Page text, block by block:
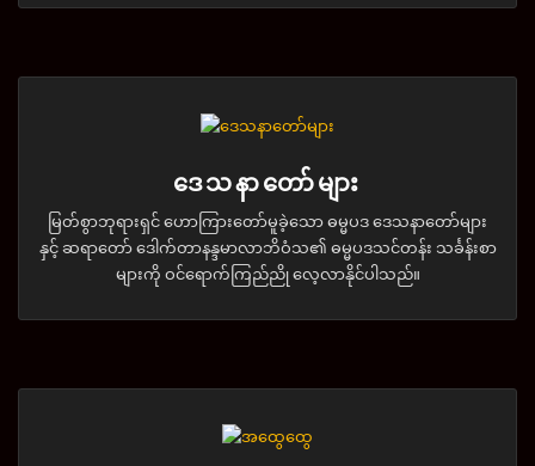
ဒေသနာတော်များ
မြတ်စွာဘုရားရှင် ဟောကြားတော်မူခဲ့သော ဓမ္မပဒ ဒေသနာတော်များ
နှင့် ဆရာတော် ဒေါက်တာနန္ဒမာလာဘိဝံသ၏ ဓမ္မပဒသင်တန်း သင်္ခန်းစာ
များကို ဝင်ရောက်ကြည်ညို လေ့လာနိုင်ပါသည်။